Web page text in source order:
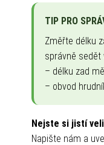
TIP PRO
Změřte délku
správně sedět
– délku zad
– obvod
Nejste si jistí
Napište nám a